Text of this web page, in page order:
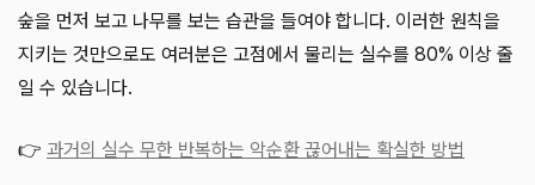
숲을 먼저 보고 나무를 보는 습관을 들여야 합니다. 이러한 원칙을
지키는 것만으로도 여러분은 고점에서 물리는 실수를 80% 이상 줄
일 수 있습니다.
👉 과거의 실수 무한 반복하는 악순환 끊어내는 확실한 방법